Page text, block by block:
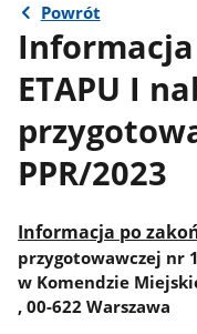
Powrót
ETAPU I
PPR/2023
Informacja po
przygotowawczej nr
w Komendzie
, 00-622 Warszawa